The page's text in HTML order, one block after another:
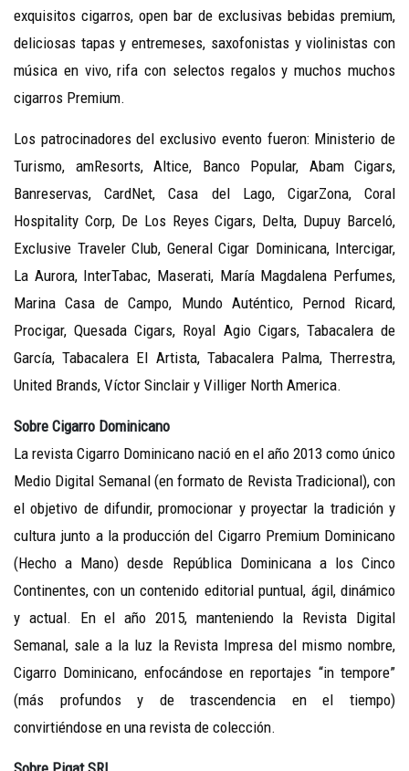
exquisitos cigarros, open bar de exclusivas bebidas premium,
deliciosas tapas y entremeses, saxofonistas y violinistas con
música en vivo, rifa con selectos regalos y muchos muchos
cigarros Premium.
Los patrocinadores del exclusivo evento fueron: Ministerio de
Turismo, amResorts, Altice, Banco Popular, Abam Cigars,
Banreservas, CardNet, Casa del Lago, CigarZona, Coral
Hospitality Corp, De Los Reyes Cigars, Delta, Dupuy Barceló,
Exclusive Traveler Club, General Cigar Dominicana, Intercigar,
La Aurora, InterTabac, Maserati, María Magdalena Perfumes,
Marina Casa de Campo, Mundo Auténtico, Pernod Ricard,
Procigar, Quesada Cigars, Royal Agio Cigars, Tabacalera de
García, Tabacalera El Artista, Tabacalera Palma, Therrestra,
United Brands, Víctor Sinclair y Villiger North America.
Sobre Cigarro Dominicano
La revista Cigarro Dominicano nació en el año 2013 como único
Medio Digital Semanal (en formato de Revista Tradicional), con
el objetivo de difundir, promocionar y proyectar la tradición y
cultura junto a la producción del Cigarro Premium Dominicano
(Hecho a Mano) desde República Dominicana a los Cinco
Continentes, con un contenido editorial puntual, ágil, dinámico
y actual. En el año 2015, manteniendo la Revista Digital
Semanal, sale a la luz la Revista Impresa del mismo nombre,
Cigarro Dominicano, enfocándose en reportajes “in tempore”
(más profundos y de trascendencia en el tiempo)
convirtiéndose en una revista de colección.